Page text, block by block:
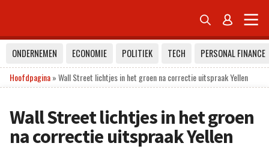
 
ONDERNEMEN ECONOMIE POLITIEK TECH
PERSONAL FINANCE
Hoofdpagina»Wall Street lichtjes in het groen na correctie uitspraak Yellen
Wall Street lichtjes in het groen
na correctie uitspraak Yellen